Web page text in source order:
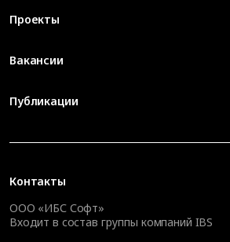
Контакты
ООО «ИБС Софт»
Входит в состав группы компаний IBS
Проекты
Вакансии
Публикации